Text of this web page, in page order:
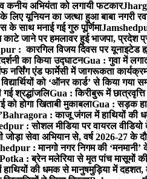
कनीय अभियंता को लगायी फटकार
यूनियन का जत्था हुआ बाबा नगरी
के साथ मनाई गई गुरु पूर्णिमा
जाने पर हमलावर हुई भाजपा, प्रदेश
: कारगिल विजय दिवस पर यूनाइटेड
का किया उद्घाटनGua : गुवा में
नर्सिंग एंड फार्मेसी में जागरूकता
को ‘ऑनर कार्ड’ से किया गया
गई श्रद्धांजलिGua : किरीबुरू में
होगा खिताबी मुकाबलाGua : सड़क
Bahragora : काजू जंगल में हाथियों की
: सोशल मीडिया पर वायरल
सेवा अभियान से, वर्ष 2026-27 के
: मानगो नगर निगम की
Potka : ब्रेन मलेरिया से मृत पांच मासूमों
की धमक से मानुषमुड़िया में दहशत,